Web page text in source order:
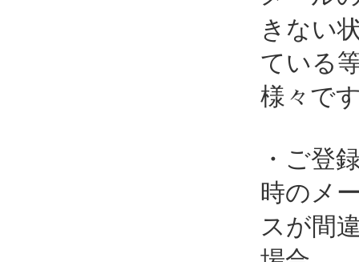
きない
ている
様々で
・ご登
時のメ
スが間